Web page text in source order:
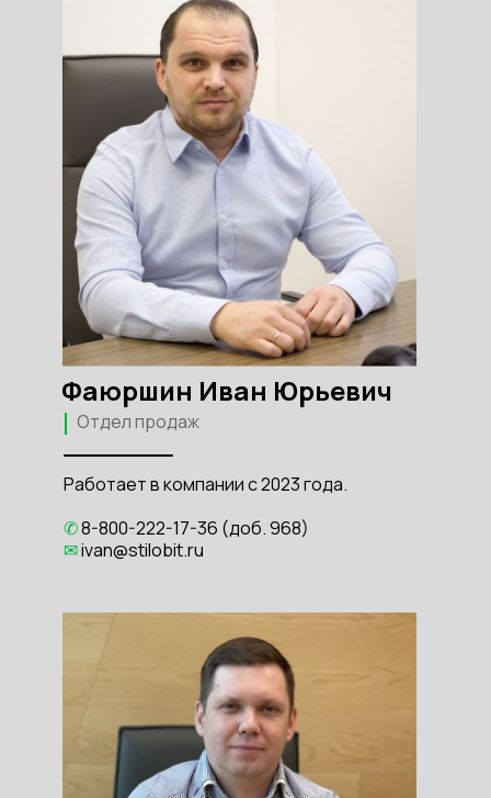
Работает в компании с 2023 года.
✆8-800-222-17-36 (доб. 968)
✉ivan@stilobit.ru
Отдел продаж
Фаюршин Иван Юрьевич